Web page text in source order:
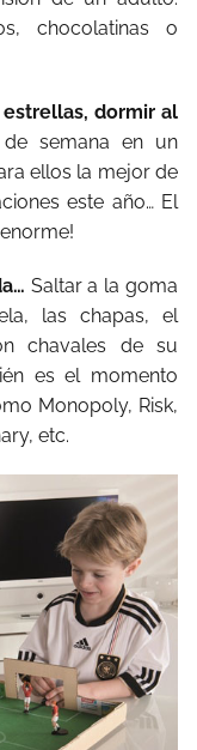
chocolatinas o
dormir al
semana en un
ellos la mejor de
este año… El
Saltar a la goma
las chapas, el
chavales de su
es el momento
Monopoly, Risk,
etc.